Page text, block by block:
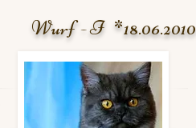
Wurf - I *18.06.2010